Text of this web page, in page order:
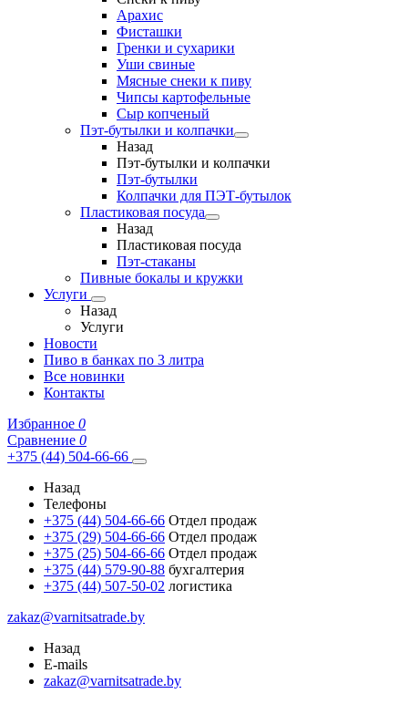
Арахис
Фисташки
Гренки и сухарики
Уши свиные
Мясные снеки к пиву
Чипсы картофельные
Сыр копченый
Пэт-бутылки и колпачки
Назад
Пэт-бутылки и колпачки
Пэт-бутылки
Колпачки для ПЭТ-бутылок
Пластиковая посуда
Назад
Пластиковая посуда
Пэт-стаканы
Пивные бокалы и кружки
Услуги
Назад
Услуги
Новости
Пиво в банках по 3 литра
Все новинки
Контакты
Избранное 0
Сравнение 0
+375 (44) 504-66-66
Назад
Телефоны
+375 (44) 504-66-66 Отдел продаж
+375 (29) 504-66-66 Отдел продаж
+375 (25) 504-66-66 Отдел продаж
+375 (44) 579-90-88 бухгалтерия
+375 (44) 507-50-02 логистика
zakaz@varnitsatrade.by
Назад
E-mails
zakaz@varnitsatrade.by